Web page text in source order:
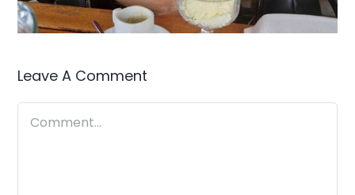
Leave A Comment
Comment